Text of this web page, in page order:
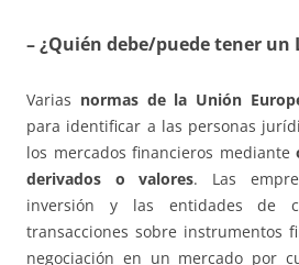
– ¿Quién debe/puede tener un
Varias normas de la Unión
para identificar a las personas
los mercados financieros mediante
derivados o valores. Las
inversión y las entidades de
transacciones sobre instrumentos
negociación en un mercado por